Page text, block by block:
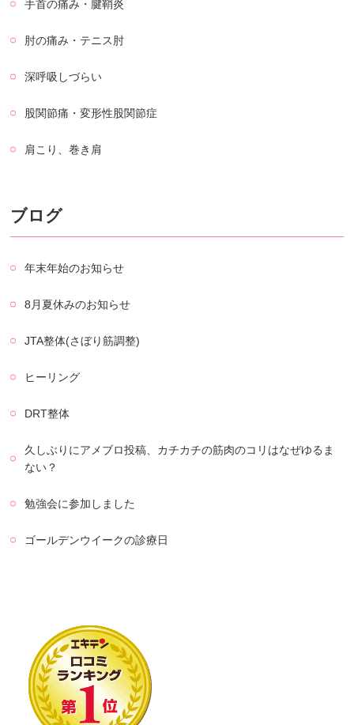
手首の痛み・腱鞘炎
肘の痛み・テニス肘
深呼吸しづらい
股関節痛・変形性股関節症
肩こり、巻き肩
ブログ
年末年始のお知らせ
8月夏休みのお知らせ
JTA整体(さぼり筋調整)
ヒーリング
DRT整体
久しぶりにアメブロ投稿、カチカチの筋肉のコリはなぜゆるま
ない？
勉強会に参加しました
ゴールデンウイークの診療日